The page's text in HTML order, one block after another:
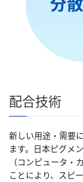
配合技術
新しい用途・需要
ます。日本ピグメ
（コンピュータ・
ことにより、スピ